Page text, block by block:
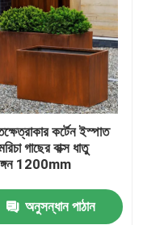
কর্টেন ইস্পাত
গাছের বাক্স ধাতু
1200mm
অনুসন্ধান পাঠান